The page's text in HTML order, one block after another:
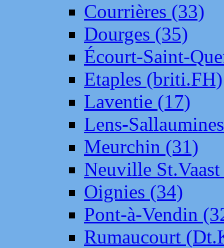
Courrières (33)
Dourges (35)
Écourt-Saint-
Etaples (briti.FH)
Laventie (17)
Lens-
Meurchin (31)
Neuville
Oignies (34)
Pont-à-Vendin
Rumaucourt